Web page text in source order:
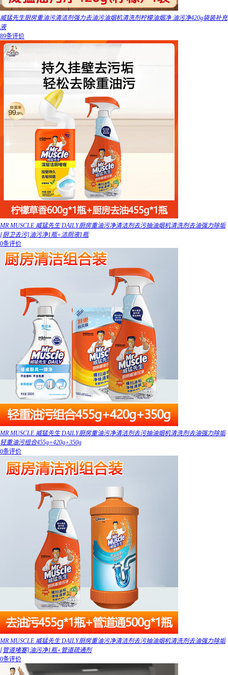
威猛先生厨房重油污清洁剂强力去油污油烟机清洗剂柠檬油烟净 油污净420g袋装补充
液
89条评价
MR MUSCLE 威猛先生 DAILY厨房重油污净清洁剂去污抽油烟机清洗剂去油强力除垢
[厨卫去污]油污净1瓶+洁厕液1瓶
0条评价
MR MUSCLE 威猛先生 DAILY厨房重油污净清洁剂去污抽油烟机清洗剂去油强力除垢
轻重油污组合455g+420g+350g
0条评价
MR MUSCLE 威猛先生 DAILY厨房重油污净清洁剂去污抽油烟机清洗剂去油强力除垢
[管道堵塞]油污净1瓶+管道疏通剂
0条评价